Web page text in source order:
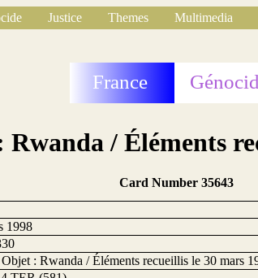
Justice Themes Multimedia
France
/ Éléments
Card Number 35643
1998
: Rwanda / Éléments recueillis le 30 mars